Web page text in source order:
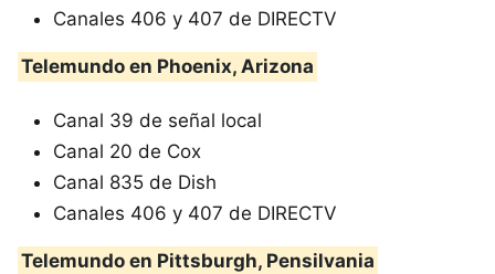
Canales 406 y 407 de DIRECTV
Telemundo en Phoenix, Arizona
Canal 39 de señal local
Canal 20 de Cox
Canal 835 de Dish
Canales 406 y 407 de DIRECTV
Telemundo en Pittsburgh, Pensilvania